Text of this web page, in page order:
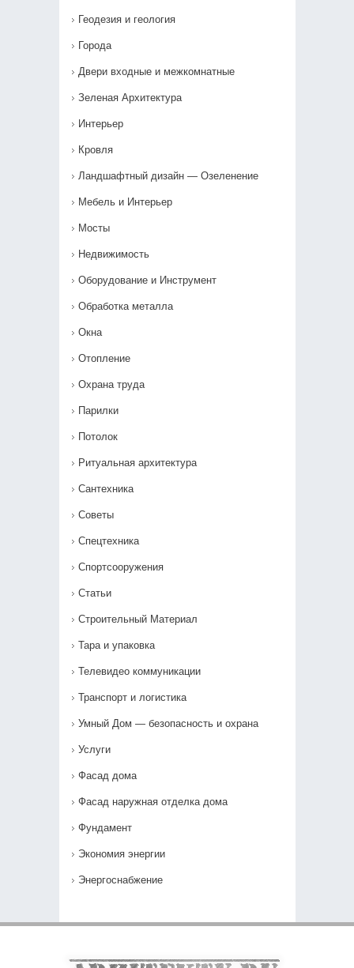
Геодезия и геология
Города
Двери входные и межкомнатные
Зеленая Архитектура
Интерьер
Кровля
Ландшафтный дизайн — Озеленение‎
Мебель и Интерьер
Мосты
Недвижимость
Оборудование и Инструмент
Обработка металла
Окна
Отопление
Охрана труда
Парилки
Потолок
Ритуальная архитектура
Сантехника
Советы
Спецтехника
Спортсооружения
Статьи
Строительный Материал
Тара и упаковка
Телевидео коммуникации
Транспорт и логистика
Умный Дом — безопасность и охрана
Услуги
Фасад дома
Фасад наружная отделка дома
Фундамент
Экономия энергии
Энергоснабжение